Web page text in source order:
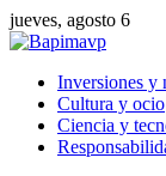
jueves, agosto 6
Inversiones y
Cultura y ocio
Ciencia y